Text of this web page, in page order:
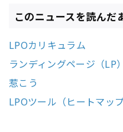
このニュースを読んだ
LPOカリキュラム
ランディングページ（LP
惹こう
LPOツール（ヒートマッ